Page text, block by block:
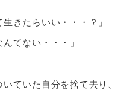
きたらいい・・・？」
てない・・・」
ていた自分を捨て去り、